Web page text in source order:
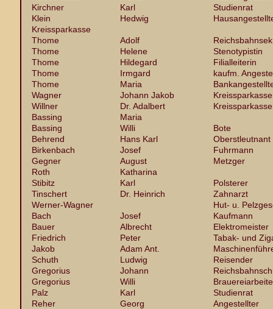
Kirchner
Karl
Studienrat
Klein
Hedwig
Kreissparkasse
Thome
Adolf
Thome
Helene
Stenotypistin
Thome
Hildegard
Filialleiterin
Thome
Irmgard
kaufm.
Thome
Maria
Wagner
Johann Jakob
Willner
Dr. Adalbert
Bassing
Maria
Bassing
Willi
Bote
Behrend
Hans Karl
Oberstleutnant
Birkenbach
Josef
Fuhrmann
Gegner
August
Metzger
Roth
Katharina
Stibitz
Karl
Polsterer
Tinschert
Dr. Heinrich
Zahnarzt
Werner-Wagner
Hut- u.
Bach
Josef
Kaufmann
Bauer
Albrecht
Elektromeister
Friedrich
Peter
Tabak- und
Jakob
Adam Ant.
Schuth
Ludwig
Reisender
Gregorius
Johann
Gregorius
Willi
Palz
Karl
Studienrat
Reher
Georg
Angestellter